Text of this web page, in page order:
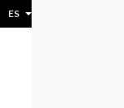
ES Lista adicional de